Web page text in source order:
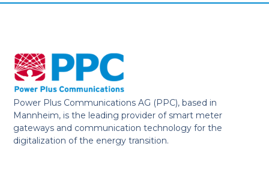
Power Plus Communications AG (PPC), based in
Mannheim, is the leading provider of smart meter
gateways and communication technology for the
digitalization of the energy transition.